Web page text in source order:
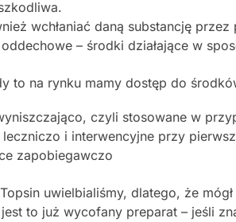
wchłaniać daną substancję przez
– środki działające w
to na rynku mamy dostęp do
czyli stosowane w
leczniczo i interwencyjne przy
zapobiegawczo
uwielbialiśmy, dlatego, że
to już wycofany preparat – jeśli